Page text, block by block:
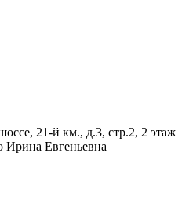
21-й км., д.3, стр.2, 2 этаж
Ирина Евгеньевна